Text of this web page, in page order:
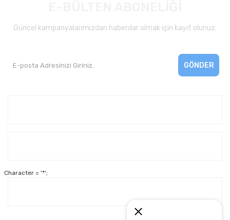
Güncel kampanyalarımızdan haberdar olmak için kayıt olunuz.
GÖNDER
Character = '*';